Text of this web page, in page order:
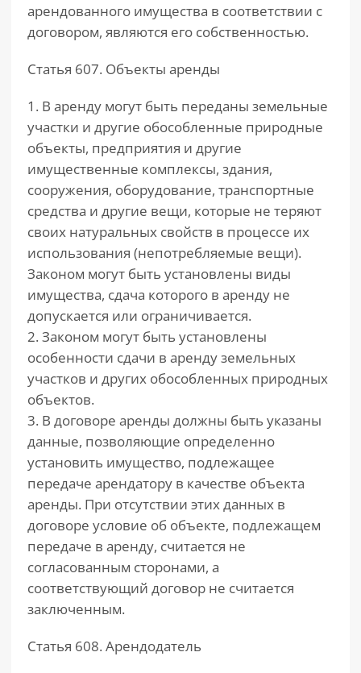
арендованного имущества в соответствии с
договором, являются его собственностью.
Статья 607. Объекты аренды
1. В аренду могут быть переданы земельные
участки и другие обособленные природные
объекты, предприятия и другие
имущественные комплексы, здания,
сооружения, оборудование, транспортные
средства и другие вещи, которые не теряют
своих натуральных свойств в процессе их
использования (непотребляемые вещи).
Законом могут быть установлены виды
имущества, сдача которого в аренду не
допускается или ограничивается.
2. Законом могут быть установлены
особенности сдачи в аренду земельных
участков и других обособленных природных
объектов.
3. В договоре аренды должны быть указаны
данные, позволяющие определенно
установить имущество, подлежащее
передаче арендатору в качестве объекта
аренды. При отсутствии этих данных в
договоре условие об объекте, подлежащем
передаче в аренду, считается не
согласованным сторонами, а
соответствующий договор не считается
заключенным.
Статья 608. Арендодатель